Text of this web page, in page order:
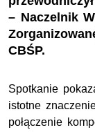
– Naczelnik
CBŚP.
Spotkanie
istotne
połączenie